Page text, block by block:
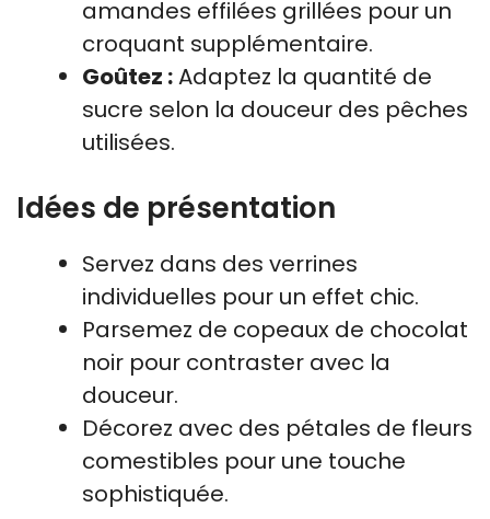
amandes effilées grillées pour un
croquant supplémentaire.
Goûtez :Adaptez la quantité de
sucre selon la douceur des pêches
utilisées.
Idées de présentation
Servez dans des verrines
individuelles pour un effet chic.
Parsemez de copeaux de chocolat
noir pour contraster avec la
douceur.
Décorez avec des pétales de fleurs
comestibles pour une touche
sophistiquée.